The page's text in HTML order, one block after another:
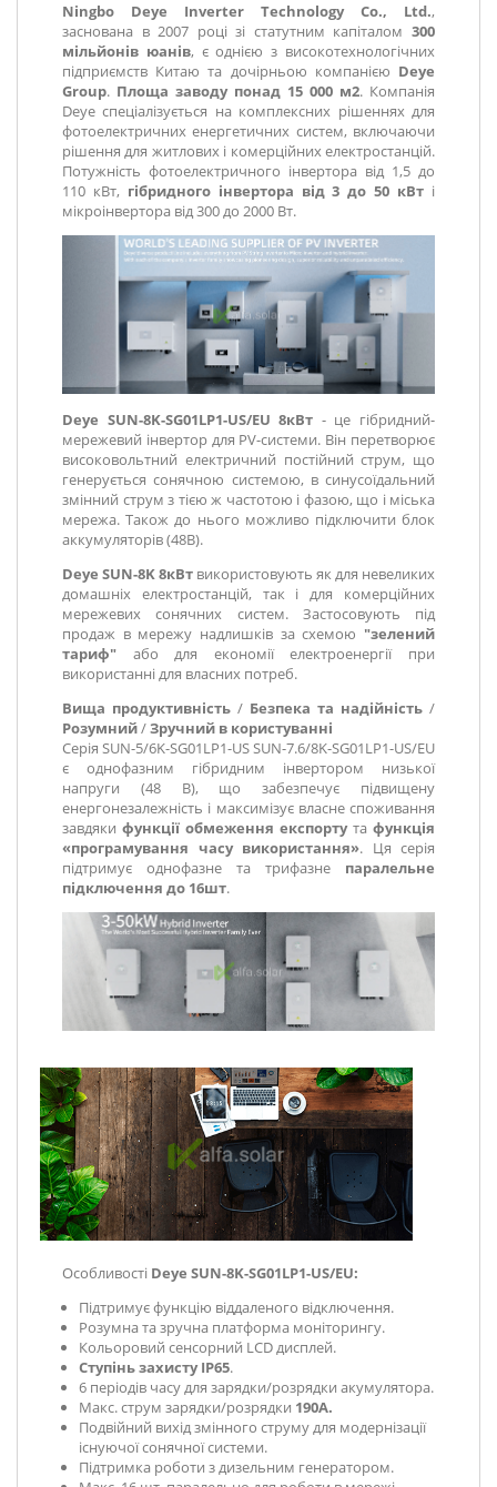
Ningbo Deye Inverter Technology Co., Ltd.,
заснована в 2007 році зі статутним капіталом 300
мільйонів юанів, є однією з високотехнологічних
підприємств Китаю та дочірньою компанією Deye
Group. Площа заводу понад 15 000 м2. Компанія
Deye спеціалізується на комплексних рішеннях для
фотоелектричних енергетичних систем, включаючи
рішення для житлових і комерційних електростанцій.
Потужність фотоелектричного інвертора від 1,5 до
110 кВт, гібридного інвертора від 3 до 50 кВт і
мікроінвертора від 300 до 2000 Вт.
Deye SUN-8K-SG01LP1-US/EU 8кВт - це гібридний-
мережевий інвертор для PV-системи. Він перетворює
високовольтний електричний постійний струм, що
генерується сонячною системою, в синусоїдальний
змінний струм з тією ж частотою і фазою, що і міська
мережа. Також до нього можливо підключити блок
аккумуляторів (48В).
Deye SUN-8K 8кВт використовують як для невеликих
домашніх електростанцій, так і для комерційних
мережевих сонячних систем. Застосовують під
продаж в мережу надлишків за схемою "зелений
тариф" або для економії електроенергії при
використанні для власних потреб.
Вища продуктивність / Безпека та надійність /
Розумний/Зручний в користуванні
Серія SUN-5/6K-SG01LP1-US SUN-7.6/8K-SG01LP1-US/EU
є однофазним гібридним інвертором низької
напруги (48 В), що забезпечує підвищену
енергонезалежність і максимізує власне споживання
завдяки функції обмеження експортута функція
«програмування часу використання». Ця серія
підтримує однофазне та трифазне паралельне
підключення до 16шт.
Особливості Deye SUN-8K-SG01LP1-US/EU:
Підтримує функцію віддаленого відключення.
Розумна та зручна платформа моніторингу.
Кольоровий сенсорний LCD дисплей.
Ступінь захисту IP65.
6 періодів часу для зарядки/розрядки акумулятора.
Макс. струм зарядки/розрядки 190А.
Подвійний вихід змінного струму для модернізації
існуючої сонячної системи.
Підтримка роботи з дизельним генератором.